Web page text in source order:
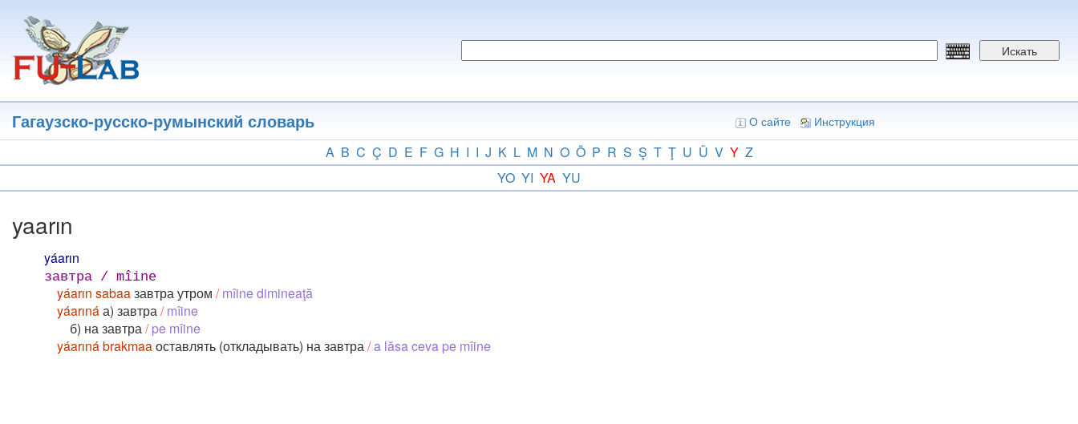
основному
содержанию
Искать
Гагаузско-русско-румынский словарь О сайте Инструкция
A B C Ç D E F G H I I J K L M N O Ö P R S Ş T Ţ U Ü V Y Z
YO YI YA YU
yaarın
yáarın
завтра / mîine
yáarın sabaaзавтра утром / mîine dimineaţă
yáarınáа) завтра/ mîine
б) на завтра/ pe mîine
yáarıná brakmaaоставлять (откладывать) на завтра/a lăsa ceva pe mîine